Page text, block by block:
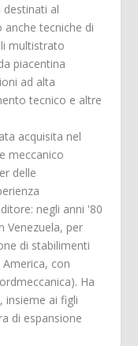
al
tecniche di
multistrato
piacentina
ad alta
tecnico e altre
acquisita nel
meccanico
delle
negli anni '80
Venezuela, per
di stabilimenti
con
Ha
insieme ai figli
di espansione